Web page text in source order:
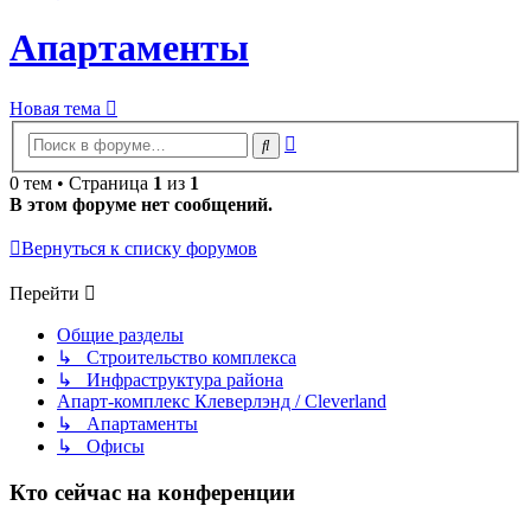
Апартаменты
Новая тема
Поиск
0 тем • Страница 1 из 1
В этом форуме нет сообщений.
Вернуться к списку форумов
Перейти
Общие разделы
↳ Строительство комплекса
↳ Инфраструктура района
Апарт-комплекс Клеверлэнд / Cleverland
↳ Апартаменты
↳ Офисы
Кто сейчас на конференции